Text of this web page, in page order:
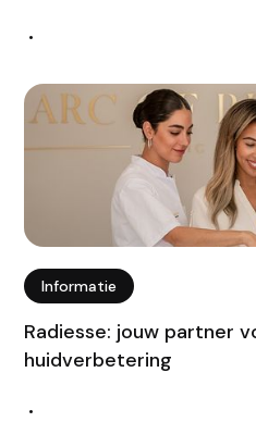
•
Informatie
Radiesse: jouw partner
huidverbetering
•